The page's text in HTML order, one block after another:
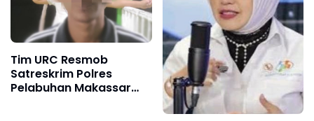
Tim URC Resmob
Satreskrim Polres
Pelabuhan Makassar